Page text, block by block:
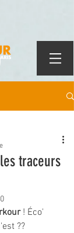
traceurs
! Éco'
??